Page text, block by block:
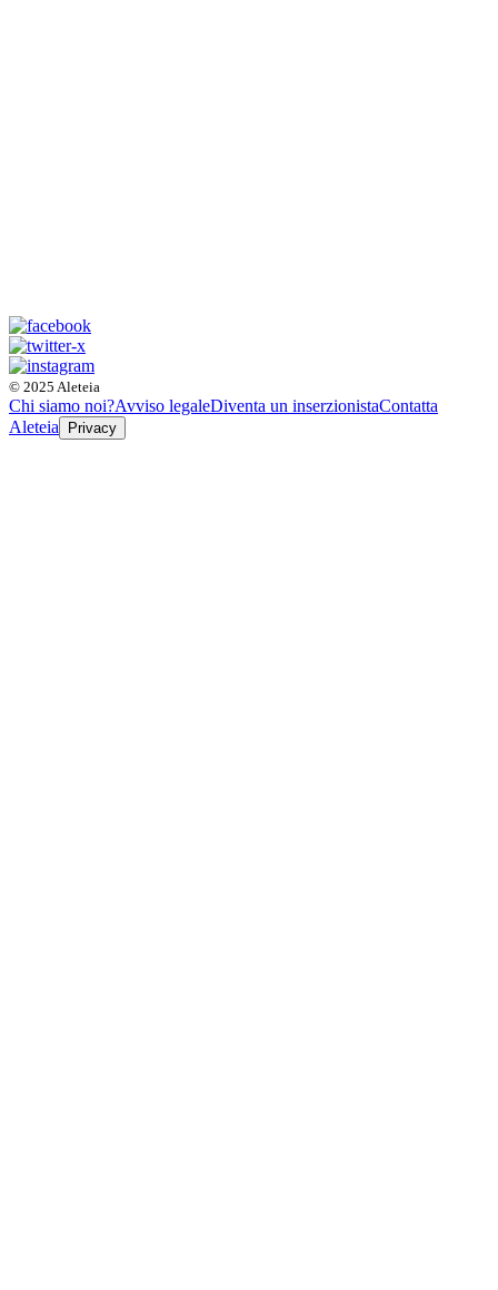
© 2025 Aleteia
Chi siamo noi?Avviso legaleDiventa un inserzionistaContatta
Aleteia
Privacy